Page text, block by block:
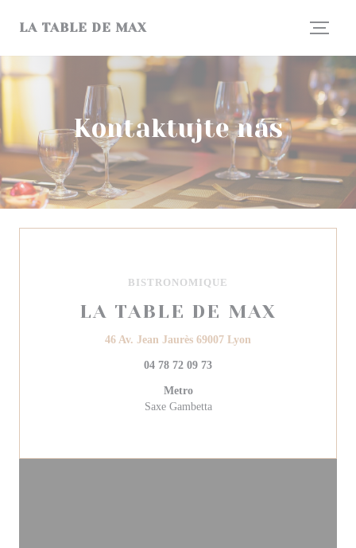
LA TABLE DE MAX
Kontaktujte nás
BISTRONOMIQUE
LA TABLE DE MAX
46 Av. Jean Jaurès 69007 Lyon
04 78 72 09 73
Metro
Saxe Gambetta